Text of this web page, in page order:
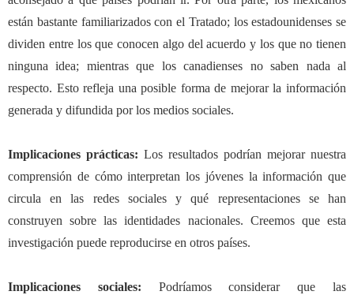
están bastante familiarizados con el Tratado; los estadounidenses se
dividen entre los que conocen algo del acuerdo y los que no tienen
ninguna idea; mientras que los canadienses no saben nada al
respecto. Esto refleja una posible forma de mejorar la información
generada y difundida por los medios sociales.
Implicaciones prácticas: Los resultados podrían mejorar nuestra
comprensión de cómo interpretan los jóvenes la información que
circula en las redes sociales y qué representaciones se han
construyen sobre las identidades nacionales. Creemos que esta
investigación puede reproducirse en otros países.
Implicaciones sociales: Podríamos considerar que las